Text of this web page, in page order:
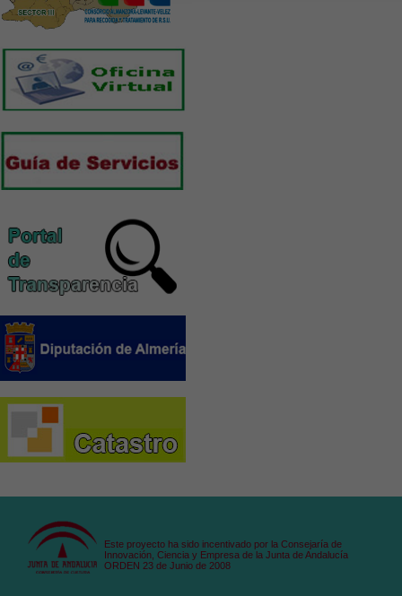
Este proyecto ha sido incentivado por la Consejaría de
Innovación, Ciencia y Empresa de la Junta de Andalucía
ORDEN 23 de Junio de 2008